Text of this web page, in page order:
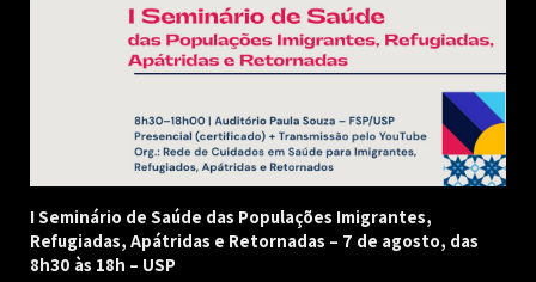
I Seminário de Saúde das Populações Imigrantes,
Refugiadas, Apátridas e Retornadas – 7 de agosto, das
8h30 às 18h – USP